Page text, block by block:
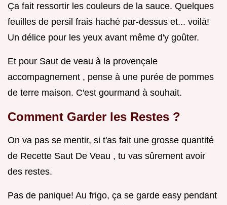
Ça fait ressortir les couleurs de la sauce. Quelques
feuilles de persil frais haché par-dessus et... voilà!
Un délice pour les yeux avant même d'y goûter.
Et pour Saut de veau à la provençale
accompagnement , pense à une purée de pommes
de terre maison. C'est gourmand à souhait.
Comment Garder les Restes ?
On va pas se mentir, si t'as fait une grosse quantité
de Recette Saut De Veau , tu vas sûrement avoir
des restes.
Pas de panique! Au frigo, ça se garde easy pendant